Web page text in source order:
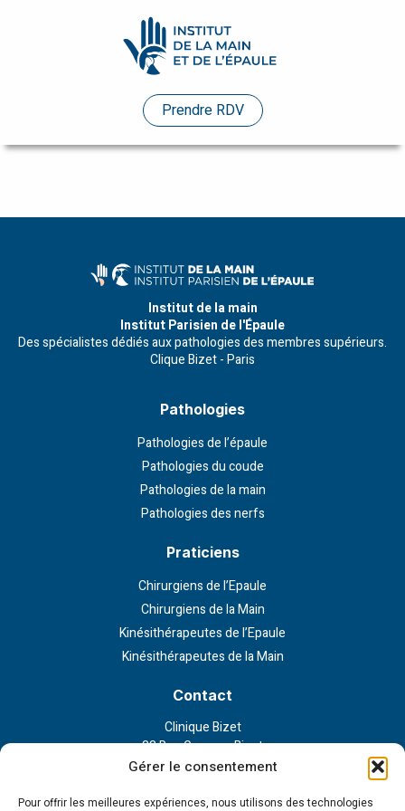
Gérer le consentement
Pour offrir les meilleures expériences, nous utilisons des technologies
Prendre RDV
Institut de la main
Institut Parisien de l'Épaule
Des spécialistes dédiés aux pathologies des membres supérieurs.
Clique Bizet - Paris
Pathologies
Pathologies de l’épaule
Pathologies du coude
Pathologies de la main
Pathologies des nerfs
Praticiens
Chirurgiens de l’Epaule
Chirurgiens de la Main
Kinésithérapeutes de l’Epaule
Kinésithérapeutes de la Main
Contact
Clinique Bizet
23 Rue Georges Bizet
75116 Paris
Praticiens
Etudes